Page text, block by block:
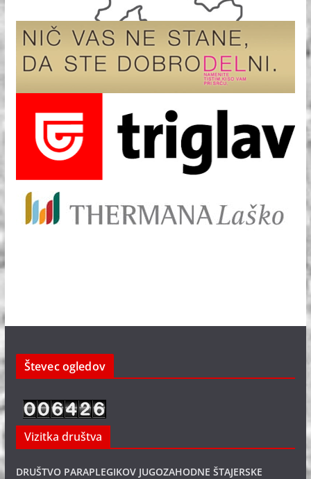
Števec ogledov
Vizitka društva
DRUŠTVO PARAPLEGIKOV JUGOZAHODNE ŠTAJERSKE